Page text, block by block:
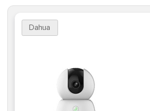
Dahua